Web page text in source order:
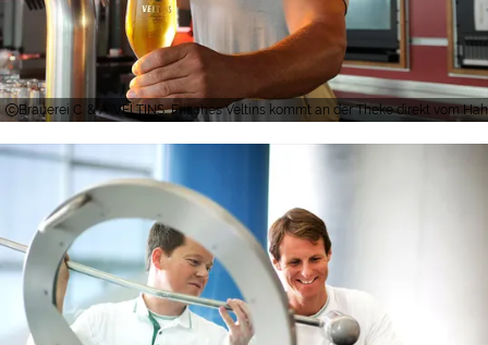
Brauerei C. & A. VELTINS, Frisches Veltins kommt an der Theke direkt vom